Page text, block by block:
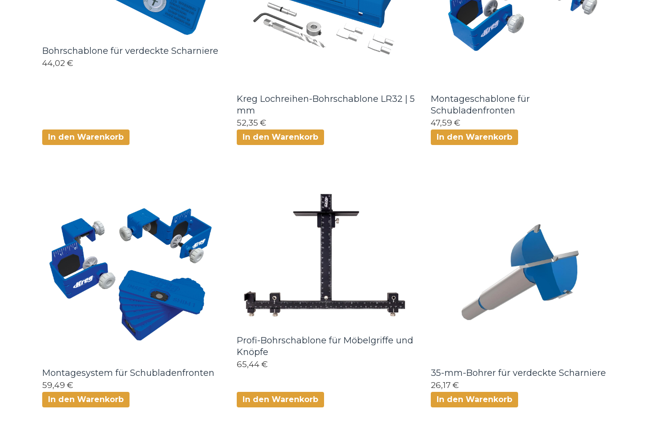
Bohrschablone für verdeckte Scharniere
44,02 €
In den Warenkorb
Kreg Lochreihen-Bohrschablone LR32 | 5
mm
52,35 €
In den Warenkorb
Montageschablone für
Schubladenfronten
47,59 €
In den Warenkorb
Montagesystem für Schubladenfronten
59,49 €
In den Warenkorb
Profi-Bohrschablone für Möbelgriffe und
Knöpfe
65,44 €
In den Warenkorb
35-mm-Bohrer für verdeckte Scharniere
26,17 €
In den Warenkorb